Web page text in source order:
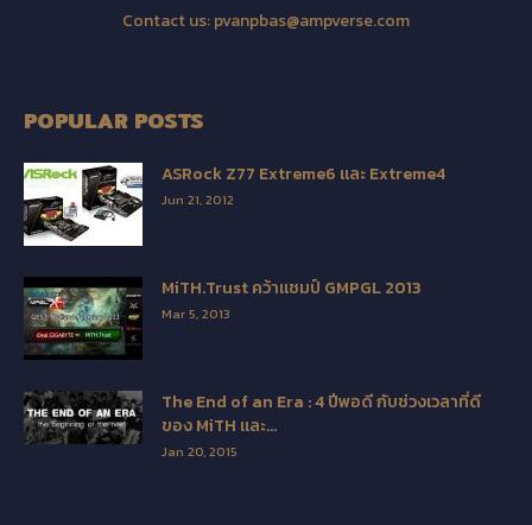
Contact us:pvanpbas@ampverse.com
POPULAR POSTS
ASRock Z77 Extreme6 และ Extreme4
Jun 21, 2012
MiTH.Trust คว้าแชมป์ GMPGL 2013
Mar 5, 2013
The End of an Era : 4 ปีพอดี กับช่วงเวลาที่ดี
ของ MiTH และ...
Jan 20, 2015